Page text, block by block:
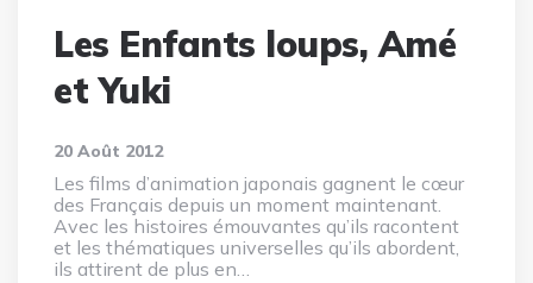
Les Enfants loups, Amé
et Yuki
20 Août 2012
Les films d’animation japonais gagnent le cœur
des Français depuis un moment maintenant.
Avec les histoires émouvantes qu’ils racontent
et les thématiques universelles qu’ils abordent,
ils attirent de plus en…